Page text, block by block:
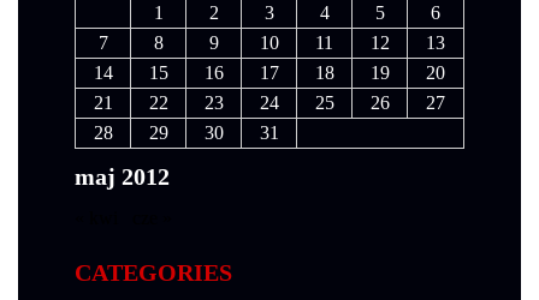
maj 2012
1
2 3 4 5
6
7
8 9 10 11 12
13
14
15 16 17 18 19
20
21
22 23 24 25 26
27
28
29 30 31
CATEGORIES